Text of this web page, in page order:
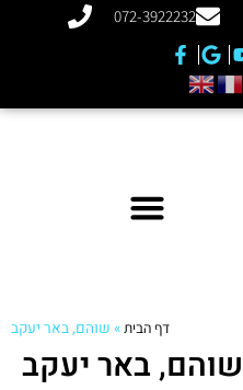
072-3922232
דף הבית» שוהם, באר יעקב
שוהם, באר יעקב